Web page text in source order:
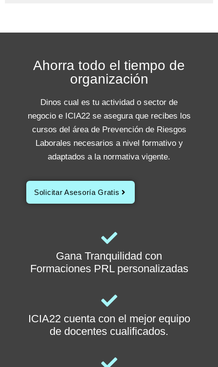
Ahorra todo el tiempo de
organización
Dinos cual es tu actividad o sector de
negocio e ICIA22 se asegura que recibes los
cursos del área de Prevención de Riesgos
Laborales necesarios a nivel formativo y
adaptados a la normativa vigente.
Solicitar Asesoría Gratis
Gana Tranquilidad con
Formaciones PRL personalizadas
ICIA22 cuenta con el mejor equipo
de docentes cualificados.